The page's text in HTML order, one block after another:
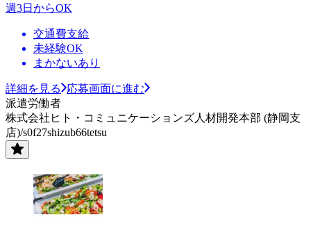
週3日からOK
交通費支給
未経験OK
まかないあり
詳細を見る
応募画面に進む
派遣労働者
株式会社ヒト・コミュニケーションズ人材開発本部 (静岡支
店)/s0f27shizub66tetsu